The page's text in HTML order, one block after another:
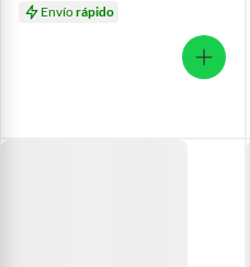
Envíorápido